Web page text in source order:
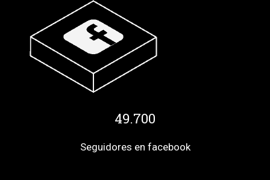
49.700
Seguidores en facebook